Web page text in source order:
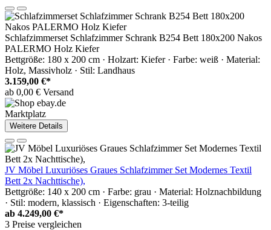
Schlafzimmerset Schlafzimmer Schrank B254 Bett 180x200 Nakos
PALERMO Holz Kiefer
Bettgröße: 180 x 200 cm · Holzart: Kiefer · Farbe: weiß · Material:
Holz, Massivholz · Stil: Landhaus
3.159,00 €*
ab 0,00 € Versand
Marktplatz
Weitere Details
JV Möbel Luxuriöses Graues Schlafzimmer Set Modernes Textil
Bett 2x Nachttische),
Bettgröße: 140 x 200 cm · Farbe: grau · Material: Holznachbildung
· Stil: modern, klassisch · Eigenschaften: 3-teilig
ab 4.249,00 €*
3 Preise vergleichen